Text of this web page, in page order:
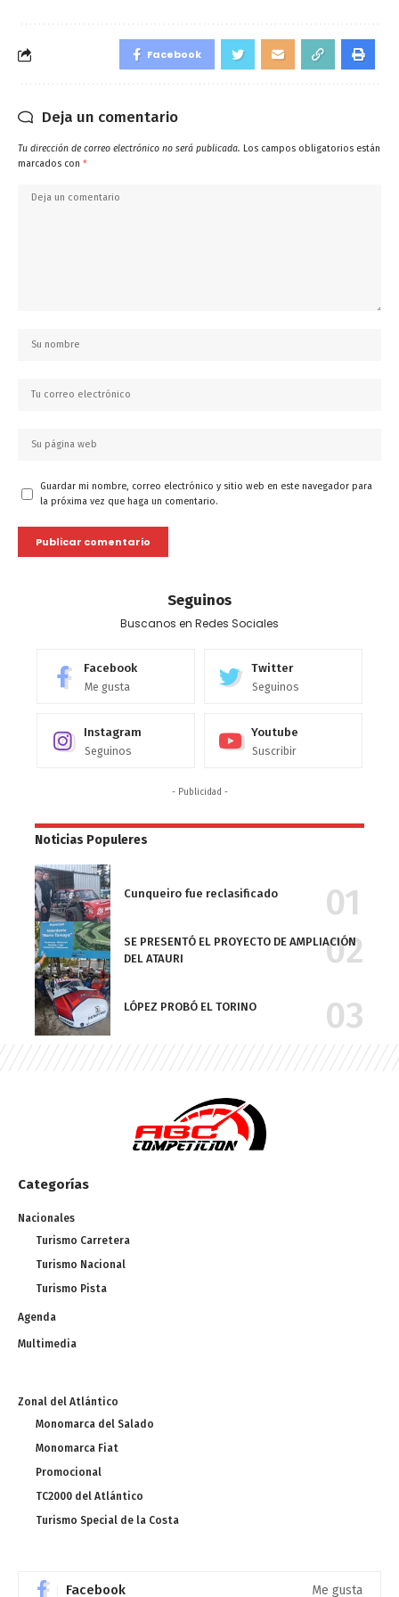
Facebook
Deja un comentario
Tu dirección de correo electrónico no será publicada. Los campos obligatorios están
marcados con *
Guardar mi nombre, correo electrónico y sitio web en este navegador para
la próxima vez que haga un comentario.
Seguinos
Buscanos en Redes Sociales
Facebook
Me gusta
Twitter
Seguinos
Instagram
Seguinos
Youtube
Suscribir
- Publicidad -
Noticias Populeres
Cunqueiro fue reclasificado
SE PRESENTÓ EL PROYECTO DE AMPLIACIÓN
DEL ATAURI
LÓPEZ PROBÓ EL TORINO
Categorías
Nacionales
Turismo Carretera
Turismo Nacional
Turismo Pista
Agenda
Multimedia
Zonal del Atlántico
Monomarca del Salado
Monomarca Fiat
Promocional
TC2000 del Atlántico
Turismo Special de la Costa
Facebook Me gusta